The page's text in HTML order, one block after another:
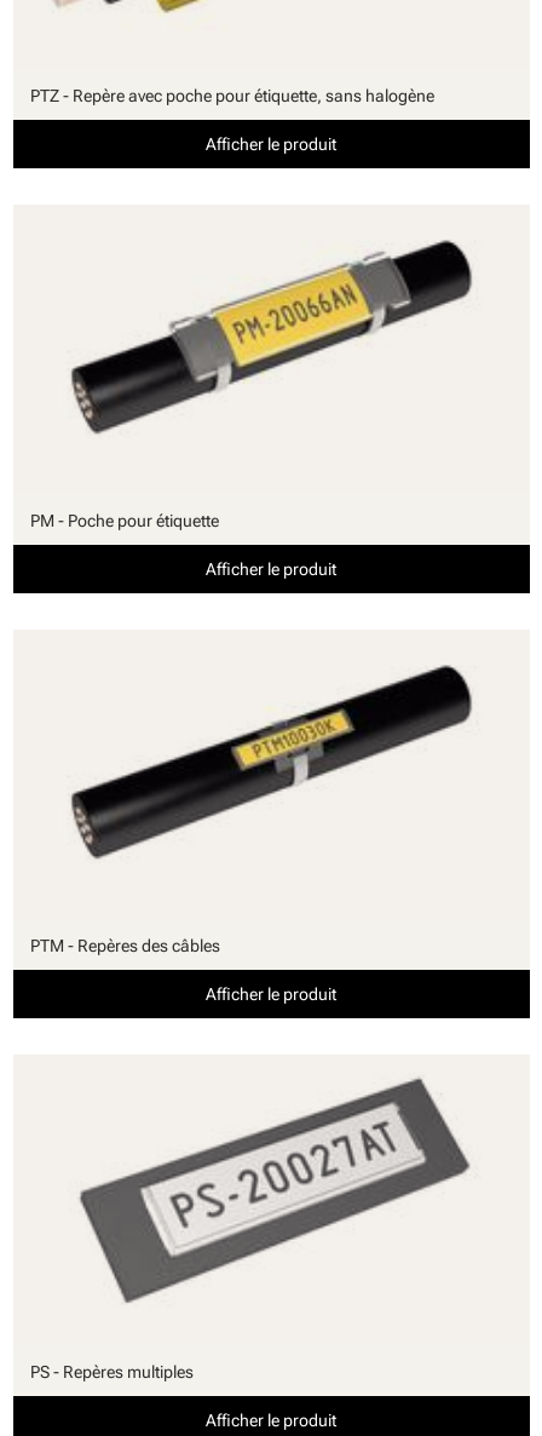
PTZ - Repère avec poche pour étiquette, sans halogène
Afficher le produit
PM - Poche pour étiquette
Afficher le produit
PTM - Repères des câbles
Afficher le produit
PS - Repères multiples
Afficher le produit